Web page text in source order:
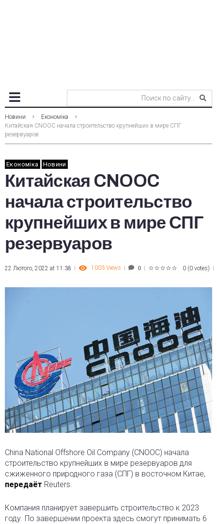
Новини
Економіка
Китайская CNOOC начала строительство крупнейших в мире СПГ
резервуаров
Економіка Новини
Китайская CNOOC
начала строительство
крупнейших в мире СПГ
резервуаров
22 Лютого, 2022 at 11:38 1003 Views 0 0 (0 votes)
China National Offshore Oil Company (CNOOC) начала
строительство крупнейших в мире резервуаров для
сжиженного природного газа (СПГ) в восточном Китае,
передаёт Reuters.
Компания планирует завершить строительство к 2023
году. По завершении проекта здесь смогут принимать 6